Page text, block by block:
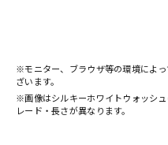
※モニター、ブラウザ等の環境によ
ざいます。
※画像はシルキーホワイトウォッシ
レード・長さが異なります。